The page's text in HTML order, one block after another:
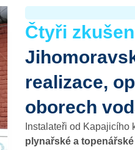
Čtyři
realizace,
oborech
Instalateři od Kapajicího
plynařské a